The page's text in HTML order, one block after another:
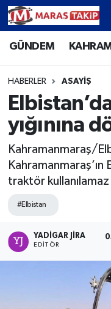
GÜNDEM
HABERLER ASAYİŞ
yığınına
Kahramanmaraş/
traktör
#Elbistan
YADIGAR JIRA
EDITÖR
Süper Lig Puan
Tüm Manşetler
Son Dakika